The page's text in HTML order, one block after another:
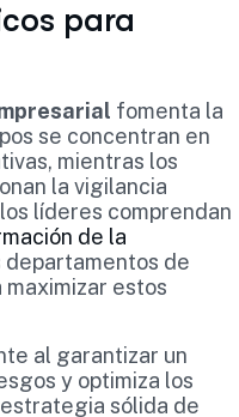
para
fomenta la
se concentran en
mientras los
la vigilancia
líderes comprendan
de la
departamentos de
estos
al garantizar un
y optimiza los
sólida de